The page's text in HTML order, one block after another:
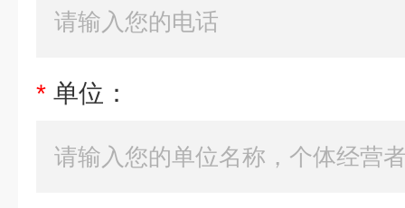
* 单位：